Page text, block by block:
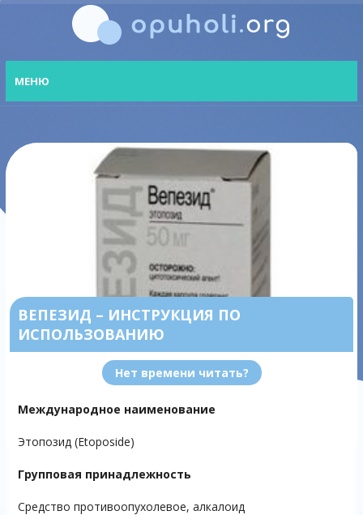
МЕНЮ
ВЕПЕЗИД – ИНСТРУКЦИЯ ПО
ИСПОЛЬЗОВАНИЮ
Нет времени читать?
Международное наименование
Этопозид (Etoposide)
Групповая принадлежность
Средство противоопухолевое, алкалоид